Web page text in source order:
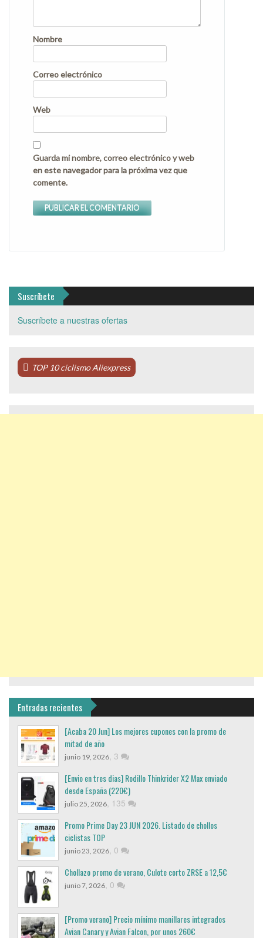
Nombre
Correo electrónico
Web
Guarda mi nombre, correo electrónico y web
en este navegador para la próxima vez que
comente.
Suscríbete
Suscríbete a nuestras ofertas
TOP 10 ciclismo Aliexpress
Entradas recientes
[Acaba 20 Jun] Los mejores cupones con la promo de
mitad de año
junio 19, 2026, 3
[Envio en tres dias] Rodillo Thinkrider X2 Max enviado
desde España (220€)
julio 25, 2026, 135
Promo Prime Day 23 JUN 2026. Listado de chollos
ciclistas TOP
junio 23, 2026, 0
Chollazo promo de verano, Culote corto ZRSE a 12,5€
junio 7, 2026, 0
[Promo verano] Precio mínimo manillares integrados
Avian Canary y Avian Falcon, por unos 260€